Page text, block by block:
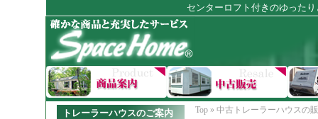
センターロフト付きのゆった
トレーラーハウスのご案内
Top » 中古トレーラーハウスの